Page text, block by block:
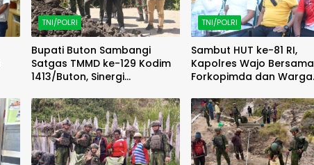
TNI/POLRI
Bupati Buton Sambangi
Satgas TMMD ke-129 Kodim
1413/Buton, Sinergi
TNI/POLRI
Sambut HUT ke-81 RI,
Kapolres Wajo Bersama
Forkopimda dan Warga
Karung